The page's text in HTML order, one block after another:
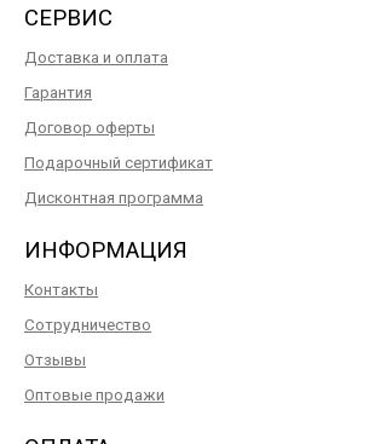
СЕРВИС
Доставка и оплата
Гарантия
Договор оферты
Подарочный сертификат
Дисконтная программа
ИНФОРМАЦИЯ
Контакты
Сотрудничество
Отзывы
Оптовые продажи